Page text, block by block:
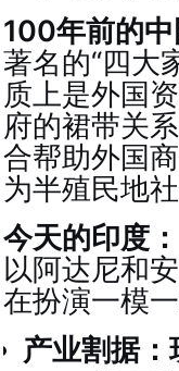
100年前的中
著名的“四大
质上是外国
府的裙带关
合帮助外国
为半殖民地
今天的印度：
以阿达尼和
在扮演一模一
产业割据：